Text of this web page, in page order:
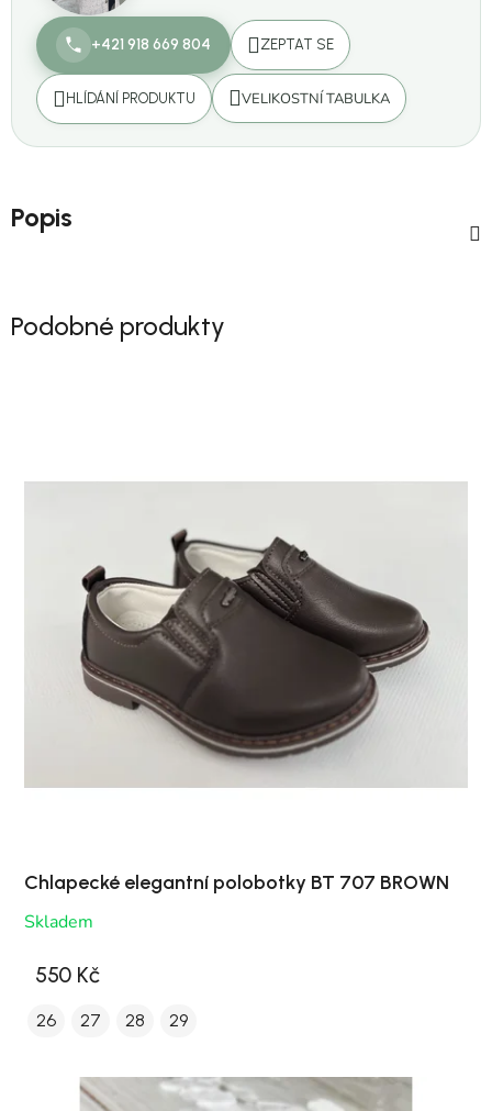
+421 918 669 804 ZEPTAT SE
HLÍDÁNÍ PRODUKTU VELIKOSTNÍ TABULKA
Popis
Podobné produkty
Chlapecké elegantní polobotky BT 707 BROWN
Skladem
550 Kč
26 27 28 29